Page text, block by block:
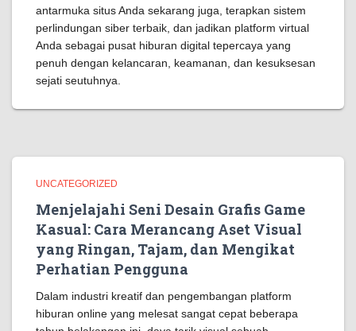
antarmuka situs Anda sekarang juga, terapkan sistem
perlindungan siber terbaik, dan jadikan platform virtual
Anda sebagai pusat hiburan digital tepercaya yang
penuh dengan kelancaran, keamanan, dan kesuksesan
sejati seutuhnya.
UNCATEGORIZED
Menjelajahi Seni Desain Grafis Game
Kasual: Cara Merancang Aset Visual
yang Ringan, Tajam, dan Mengikat
Perhatian Pengguna
Dalam industri kreatif dan pengembangan platform
hiburan online yang melesat sangat cepat beberapa